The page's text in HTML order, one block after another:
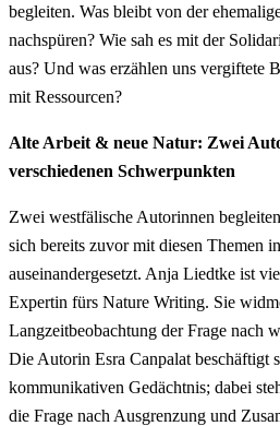
begleiten. Was bleibt von der
nachspüren? Wie sah es mit der
aus? Und was erzählen uns vergiftete
mit Ressourcen?
Alte Arbeit & neue Natur: Zwei
verschiedenen Schwerpunkten
Zwei westfälische Autorinnen
sich bereits zuvor mit diesen Themen
auseinandergesetzt. Anja Liedtke ist
Expertin fürs Nature Writing. Sie
Langzeitbeobachtung der Frage nach
Die Autorin Esra Canpalat beschäftigt
kommunikativen Gedächtnis; dabei
die Frage nach Ausgrenzung und